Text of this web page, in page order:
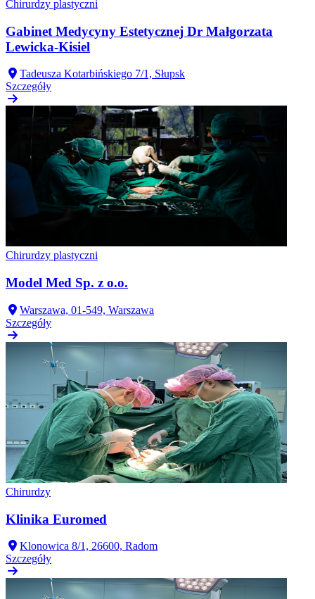
Chirurdzy plastyczni
Gabinet Medycyny Estetycznej Dr Małgorzata
Lewicka-Kisiel
Tadeusza Kotarbińskiego 7/1, Słupsk
Szczegóły
Chirurdzy plastyczni
Model Med Sp. z o.o.
Warszawa, 01-549, Warszawa
Szczegóły
Chirurdzy
Klinika Euromed
Klonowica 8/1, 26600, Radom
Szczegóły